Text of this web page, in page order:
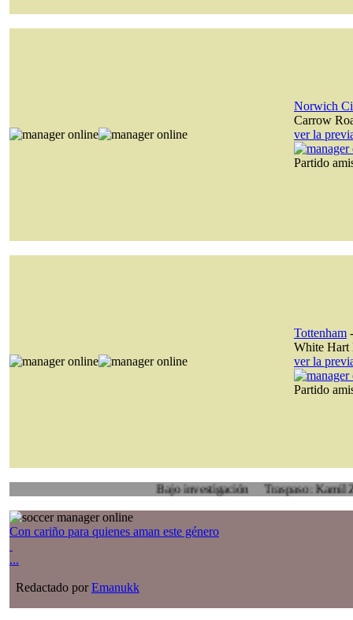
Norwich
Carrow
ver la
Partido
Tottenham
White Hart
ver la
Partido
Bajo investigación Traspaso: Kamil Zoidl,
Con cariño para quienes aman este género
...
Redactado porEmanukk